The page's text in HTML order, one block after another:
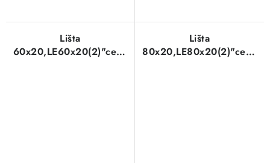
Lišta
60x20,LE60x20(2)"cena
Lišta
80x20,LE80x20(2)"cena